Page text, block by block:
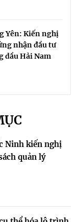
Yên: Kiến nghị
nhận đầu tư
dầu Hải Nam
Ninh kiến nghị
quản lý